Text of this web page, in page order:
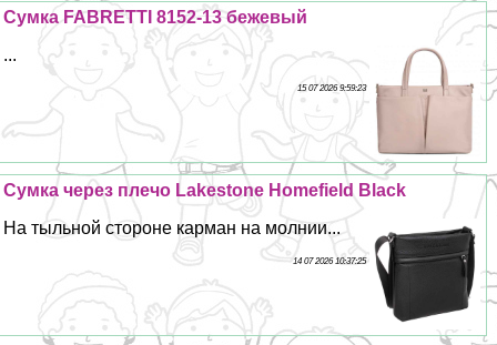
Сумка FABRETTI 8152-13 бежевый
...
15 07 2026 9:59:23
Сумка через плечо Lakestone Homefield Black
На тыльной стороне карман на молнии...
14 07 2026 10:37:25